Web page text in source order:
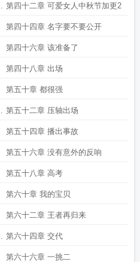
第四十二章 可爱女人中秋节加更2
第四十四章 名字要不要公开
第四十六章 该准备了
第四十八章 出场
第五十章 都很强
第五十二章 压轴出场
第五十四章 播出事故
第五十六章 没有意外的反响
第五十八章 高考
第六十章 我的宝贝
第六十二章 王者再归来
第六十四章 交代
第六十六章 一挑二